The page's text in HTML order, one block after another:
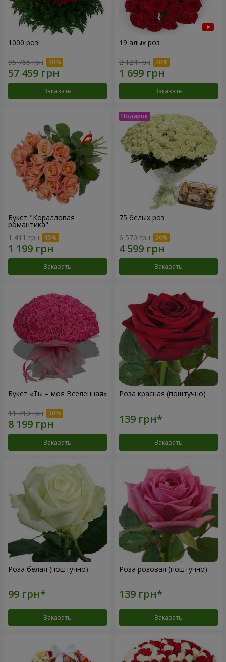
1000 роз!
95 765 грн
Заказать
19 алых роз
2 124 грн
Заказать
Букет "Коралловая
романтика"
1 411 грн
Заказать
75 белых роз
6 570 грн
Заказать
Букет «Ты – моя Вселенная»
11 713 грн
Заказать
Роза красная (поштучно)
Заказать
Роза белая (поштучно)
Заказать
Роза розовая (поштучно)
Заказать